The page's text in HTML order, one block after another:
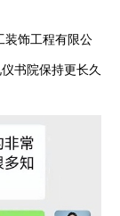
装饰工程有限公
书院保持更长久